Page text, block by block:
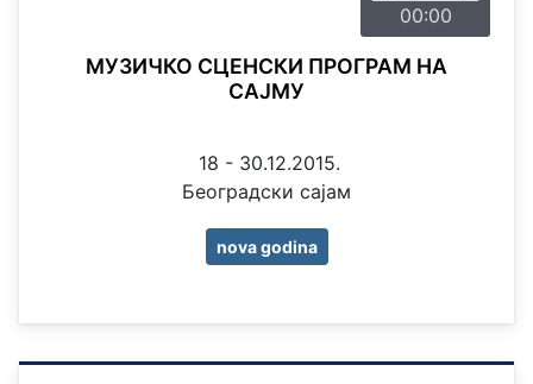
00:00
МУЗИЧКО СЦЕНСКИ ПРОГРАМ НА
САЈМУ
18 - 30.12.2015.
Београдски сајам
nova godina